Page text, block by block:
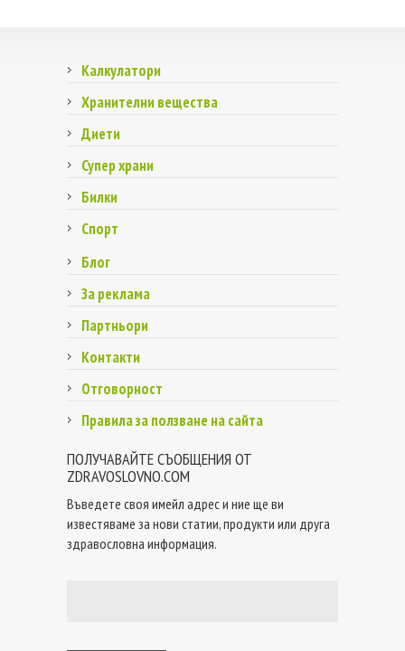
Калкулатори
Хранителни вещества
Диети
Супер храни
Билки
Спорт
Блог
За реклама
Партньори
Контакти
Отговорност
Правила за ползване на сайта
ПОЛУЧАВАЙТЕ СЪОБЩЕНИЯ ОТ
ZDRAVOSLOVNO.COM
Въведете своя имейл адрес и ние ще ви
известяваме за нови статии, продукти или друга
здравословна информация.